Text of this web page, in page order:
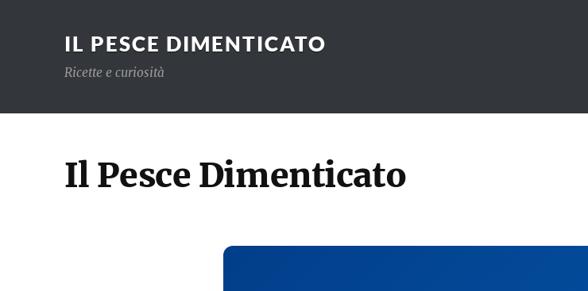
IL PESCE DIMENTICATO
Ricette e curiosità
Il Pesce Dimenticato